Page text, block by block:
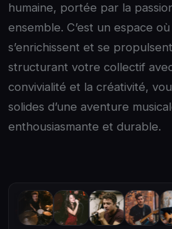
humaine, portée par la
ensemble. C’est un espace
s’enrichissent et se
structurant votre collectif
convivialité et la créativité,
solides d’une aventure
enthousiasmante et durable.